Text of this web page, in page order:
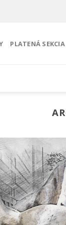
PLATENÁ SEKCIA